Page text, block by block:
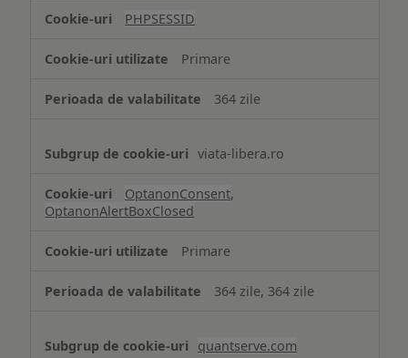
Cookie
necesare
PHPSESSID
Primare
364 zile
viata-libera.ro
OptanonConsent,
OptanonAlertBoxClosed
Primare
364 zile, 364 zile
quantserve.com